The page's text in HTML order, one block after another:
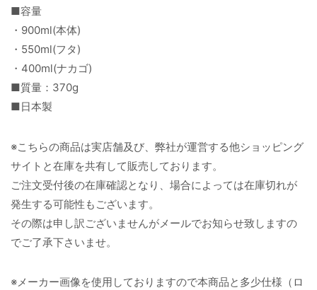
■容量
・900ml(本体)
・550ml(フタ)
・400ml(ナカゴ)
■質量：370g
■日本製
※こちらの商品は実店舗及び、弊社が運営する他ショッピング
サイトと在庫を共有して販売しております。
ご注文受付後の在庫確認となり、場合によっては在庫切れが
発生する可能性もございます。
その際は申し訳ございませんがメールでお知らせ致しますの
でご了承下さいませ。
※メーカー画像を使用しておりますので本商品と多少仕様（ロ